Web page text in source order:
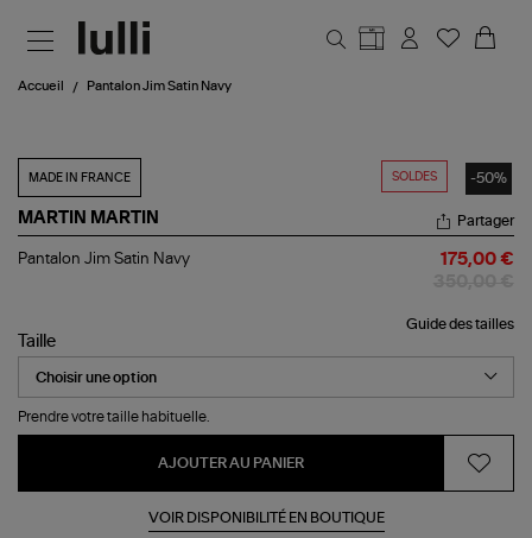
Accueil Pantalon Jim Satin Navy
SOLDES -50%
MADE IN FRANCE
MARTIN MARTIN
Pantalon
Partager
Pantalon Jim Satin Navy 175,00 €
Guide des tailles
Taille
Prendre votre taille habituelle.
AJOUTER AU PANIER
VOIR DISPONIBILITÉ EN BOUTIQUE